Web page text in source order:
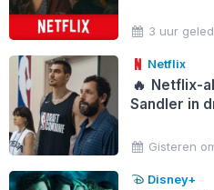
3 uur
Netflix
🔥 Netflix-
Sandler in
Gisteren
Disney+